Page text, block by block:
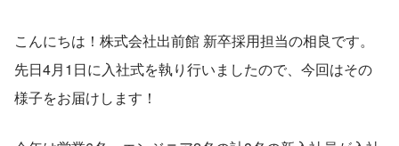
こんにちは！株式会社出前館 新卒採用担当の相良です。
先日4月1日に入社式を執り行いましたので、今回はその
様子をお届けします！